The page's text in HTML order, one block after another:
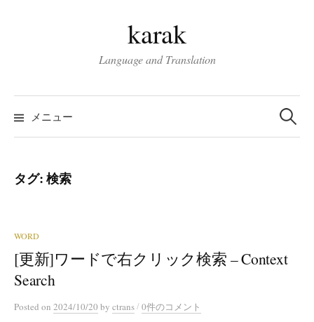
ス
キ
プ
karak
Language and Translation
メニュー
検
索:
タグ:検索
WORD
[更新]ワードで右クリック検索 – Context
Search
Posted on 2024/10/20 by ctrans/0件のコメント